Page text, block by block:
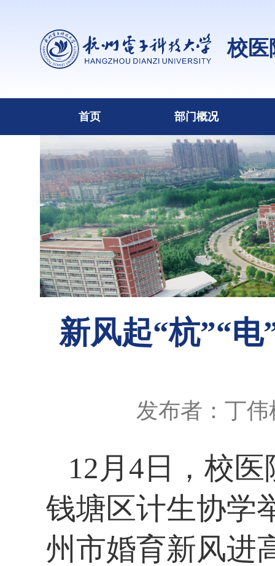
校医
首页 部门概况
新风起“杭”“
发布者：丁伟
12月4日，校
钱塘区计生协学
州市婚育新风进